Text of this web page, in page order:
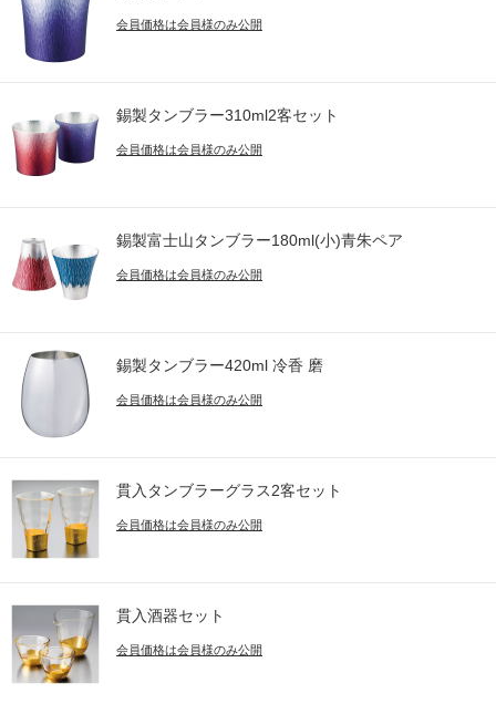
会員価格は会員様のみ公開
錫製タンブラー310ml2客セット
会員価格は会員様のみ公開
錫製富士山タンブラー180ml(小)青朱ペア
会員価格は会員様のみ公開
錫製タンブラー420ml 冷香 磨
会員価格は会員様のみ公開
貫入タンブラーグラス2客セット
会員価格は会員様のみ公開
貫入酒器セット
会員価格は会員様のみ公開